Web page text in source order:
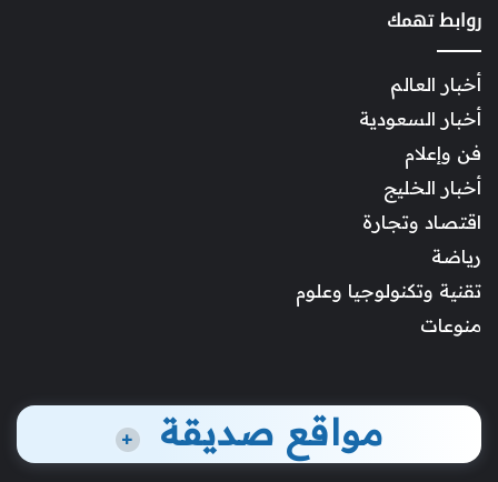
روابط تهمك
أخبار العالم
أخبار السعودية
فن وإعلام
أخبار الخليج
اقتصاد وتجارة
رياضة
تقنية وتكنولوجيا وعلوم
منوعات
مواقع صديقة +